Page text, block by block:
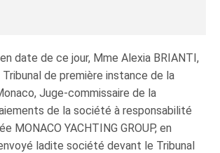
date de ce jour, Mme Alexia BRIANTI,
de première instance de la
Juge‑commissaire de la
de la société à responsabilité
MONACO YACHTING GROUP, en
ladite société devant le Tribunal